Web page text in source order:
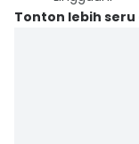
Tonton lebih seru